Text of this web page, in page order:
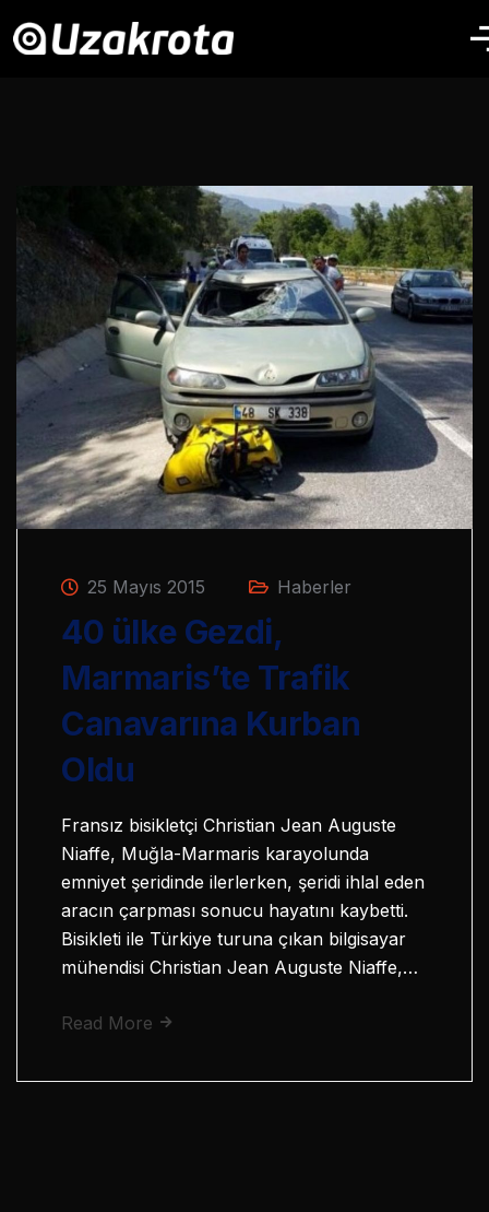
25 Mayıs 2015 Haberler
40 ülke Gezdi,
Marmaris’te Trafik
Canavarına Kurban
Oldu
Fransız bisikletçi Christian Jean Auguste
Niaffe, Muğla-Marmaris karayolunda
emniyet şeridinde ilerlerken, şeridi ihlal eden
aracın çarpması sonucu hayatını kaybetti.
Bisikleti ile Türkiye turuna çıkan bilgisayar
mühendisi Christian Jean Auguste Niaffe,…
Read More